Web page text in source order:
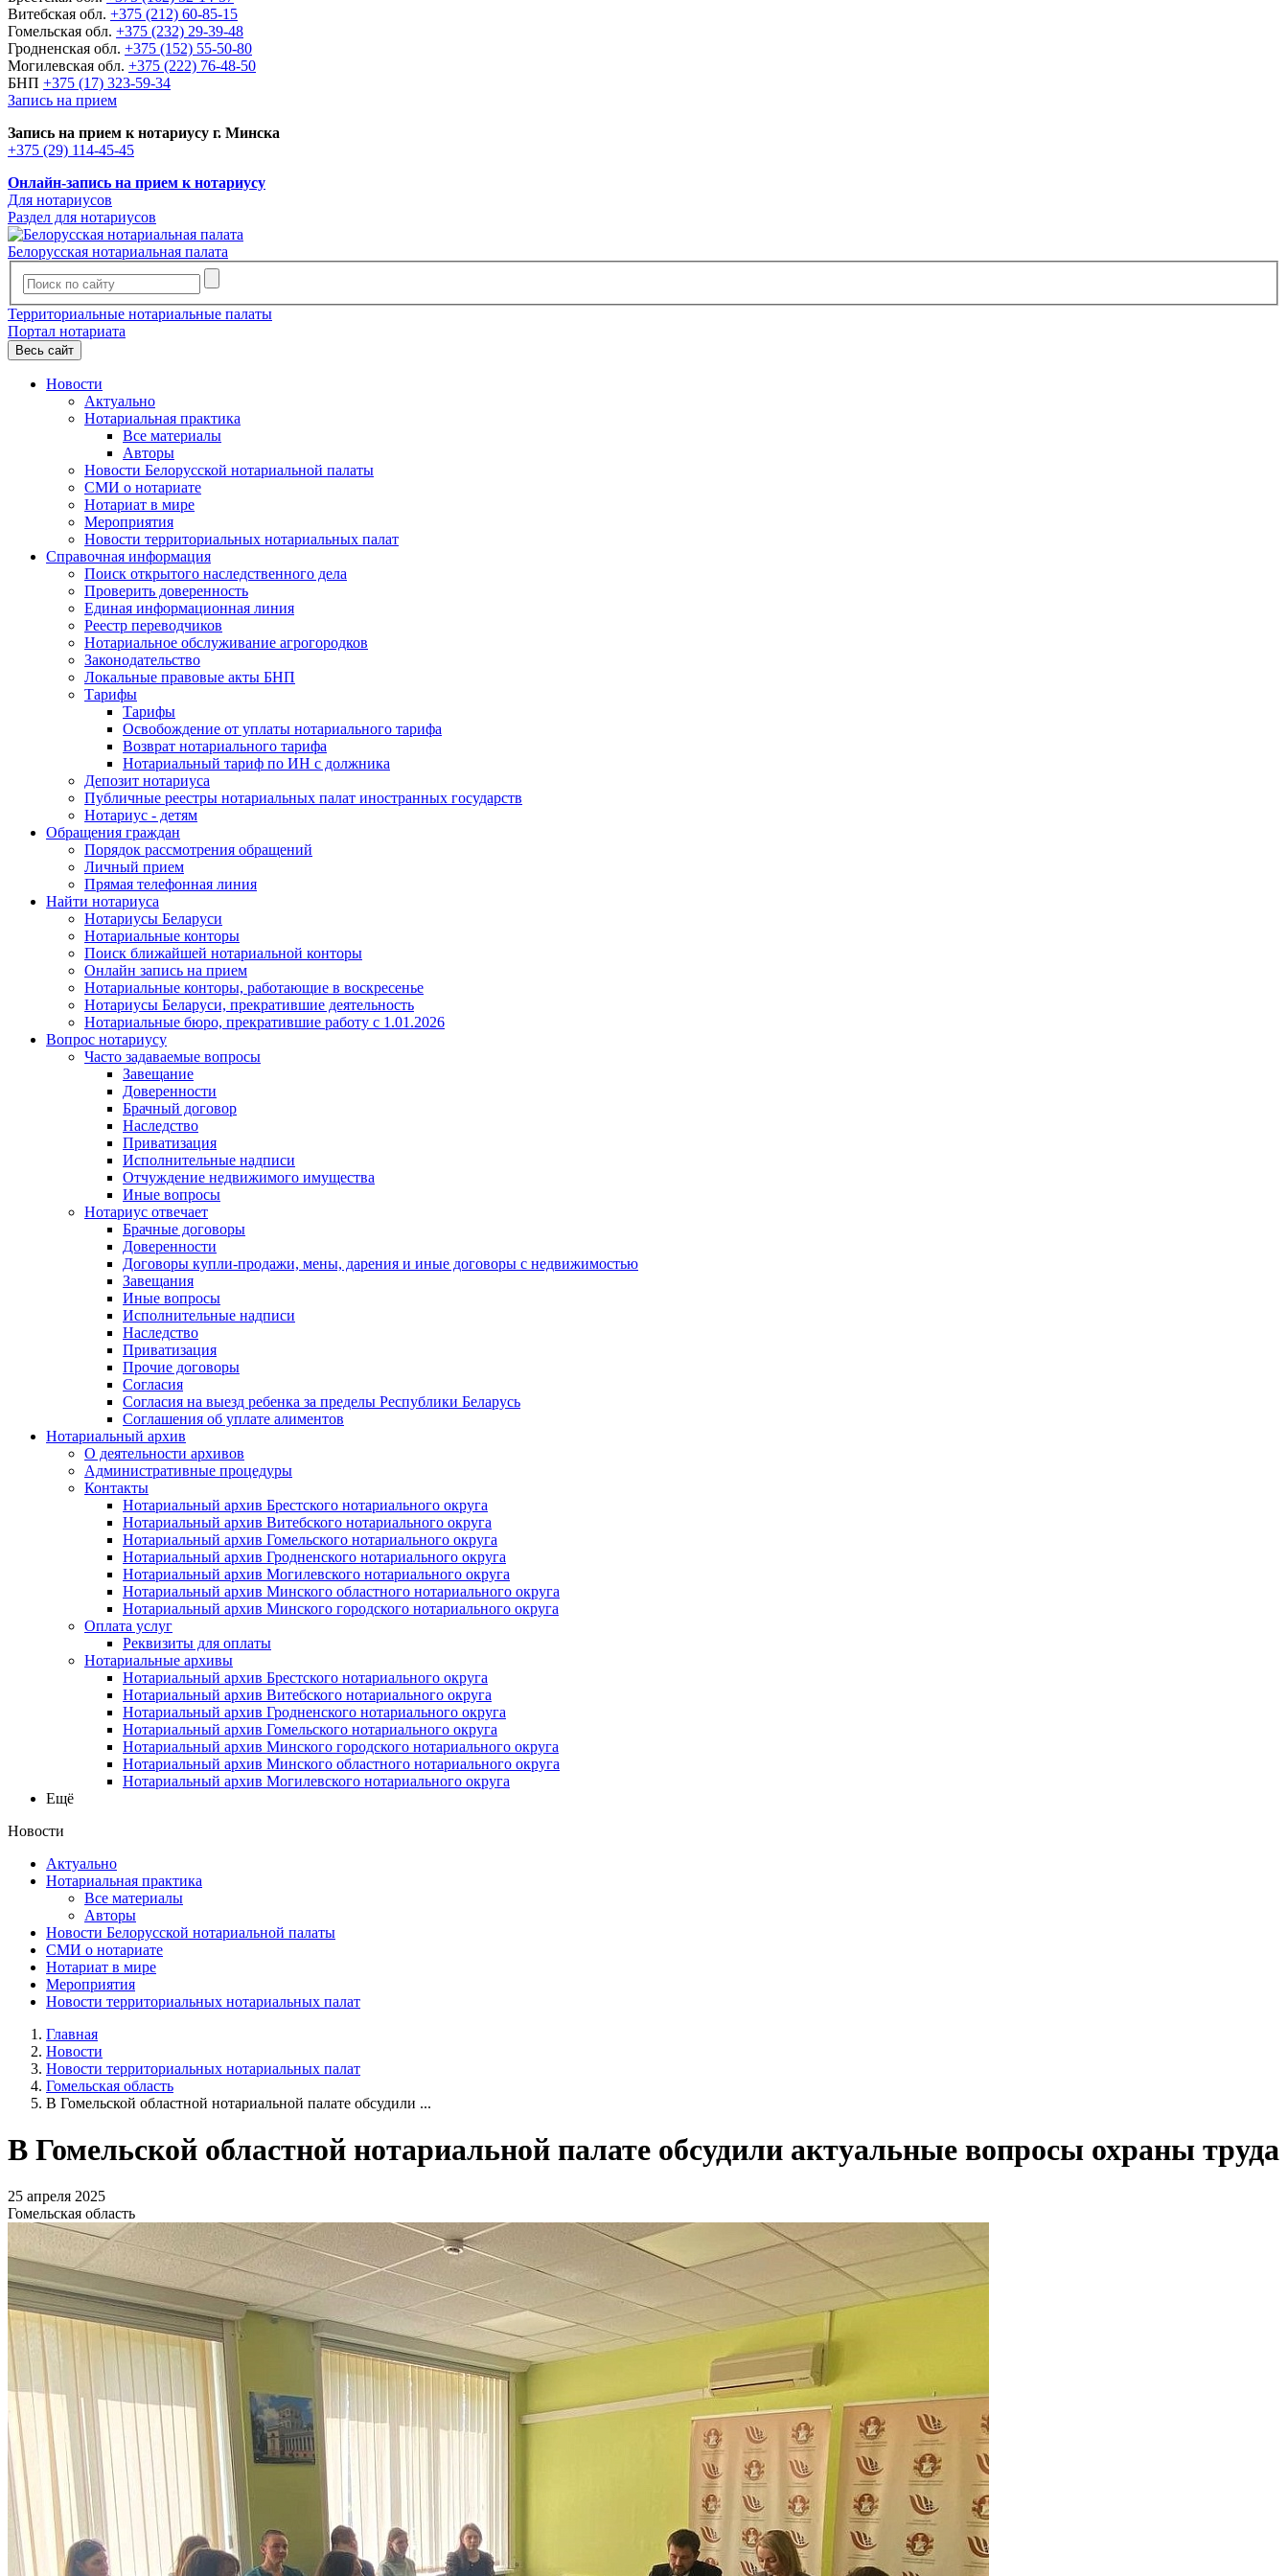
Витебская обл. +375 (212) 60-85-15
Гомельская обл. +375 (232) 29-39-48
Гродненская обл. +375 (152) 55-50-80
Могилевская обл. +375 (222) 76-48-50
БНП +375 (17) 323-59-34
Запись на прием
Запись на прием к нотариусу г. Минска
+375 (29) 114-45-45
Онлайн-запись на прием к нотариусу
Для нотариусов
Раздел для нотариусов
Белорусская нотариальная палата
Территориальные нотариальные палаты
Портал нотариата
Весь сайт
Новости
Актуально
Нотариальная практика
Все материалы
Авторы
Новости Белорусской нотариальной палаты
СМИ о нотариате
Нотариат в мире
Мероприятия
Новости территориальных нотариальных палат
Справочная информация
Поиск открытого наследственного дела
Проверить доверенность
Единая информационная линия
Реестр переводчиков
Нотариальное обслуживание агрогородков
Законодательство
Локальные правовые акты БНП
Тарифы
Тарифы
Освобождение от уплаты нотариального тарифа
Возврат нотариального тарифа
Нотариальный тариф по ИН с должника
Депозит нотариуса
Публичные реестры нотариальных палат иностранных государств
Нотариус - детям
Обращения граждан
Порядок рассмотрения обращений
Личный прием
Прямая телефонная линия
Найти нотариуса
Нотариусы Беларуси
Нотариальные конторы
Поиск ближайшей нотариальной конторы
Онлайн запись на прием
Нотариальные конторы, работающие в воскресенье
Нотариусы Беларуси, прекратившие деятельность
Нотариальные бюро, прекратившие работу с 1.01.2026
Вопрос нотариусу
Часто задаваемые вопросы
Завещание
Доверенности
Брачный договор
Наследство
Приватизация
Исполнительные надписи
Отчуждение недвижимого имущества
Иные вопросы
Нотариус отвечает
Брачные договоры
Доверенности
Договоры купли-продажи, мены, дарения и иные договоры с недвижимостью
Завещания
Иные вопросы
Исполнительные надписи
Наследство
Приватизация
Прочие договоры
Согласия
Согласия на выезд ребенка за пределы Республики Беларусь
Соглашения об уплате алиментов
Нотариальный архив
О деятельности архивов
Административные процедуры
Контакты
Нотариальный архив Брестского нотариального округа
Нотариальный архив Витебского нотариального округа
Нотариальный архив Гомельского нотариального округа
Нотариальный архив Гродненского нотариального округа
Нотариальный архив Могилевского нотариального округа
Нотариальный архив Минского областного нотариального округа
Нотариальный архив Минского городского нотариального округа
Оплата услуг
Реквизиты для оплаты
Нотариальные архивы
Нотариальный архив Брестского нотариального округа
Нотариальный архив Витебского нотариального округа
Нотариальный архив Гродненского нотариального округа
Нотариальный архив Гомельского нотариального округа
Нотариальный архив Минского городского нотариального округа
Нотариальный архив Минского областного нотариального округа
Нотариальный архив Могилевского нотариального округа
Ещё
Новости
Актуально
Нотариальная практика
Все материалы
Авторы
Новости Белорусской нотариальной палаты
СМИ о нотариате
Нотариат в мире
Мероприятия
Новости территориальных нотариальных палат
Главная
Новости
Новости территориальных нотариальных палат
Гомельская область
В Гомельской областной нотариальной палате обсудили ...
В Гомельской областной нотариальной палате обсудили актуальные вопросы охраны труда
25 апреля 2025
Гомельская область